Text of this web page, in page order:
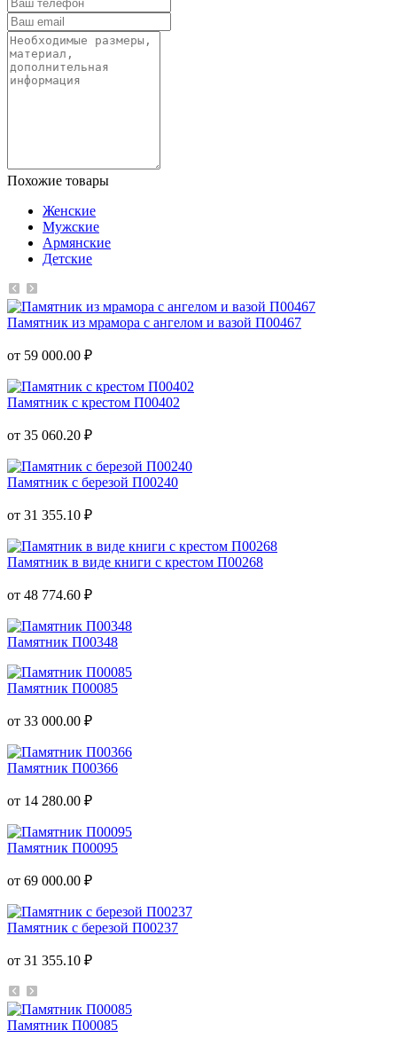
Похожие товары
Женские
Мужские
Армянские
Детские
Памятник из мрамора с ангелом и вазой П00467
от 59 000.00 ₽
Памятник с крестом П00402
от 35 060.20 ₽
Памятник с березой П00240
от 31 355.10 ₽
Памятник в виде книги с крестом П00268
от 48 774.60 ₽
Памятник П00348
Памятник П00085
от 33 000.00 ₽
Памятник П00366
от 14 280.00 ₽
Памятник П00095
от 69 000.00 ₽
Памятник с березой П00237
от 31 355.10 ₽
Памятник П00085